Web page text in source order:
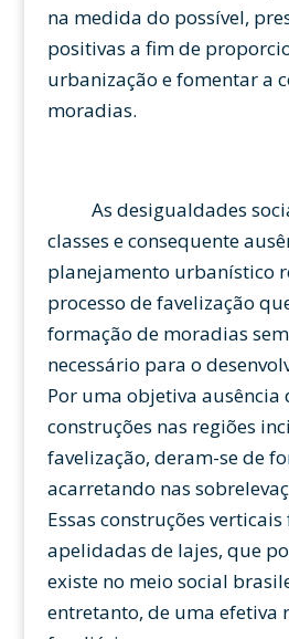
na medida do possível,
positivas a fim de
urbanização e fomentar a
moradias.
As desigualdades
classes e consequente
planejamento urbanístico
processo de favelização
formação de moradias
necessário para o
Por uma objetiva ausência
construções nas regiões
favelização, deram-se de
acarretando nas
Essas construções
apelidadas de lajes, que
existe no meio social
entretanto, de uma efetiva